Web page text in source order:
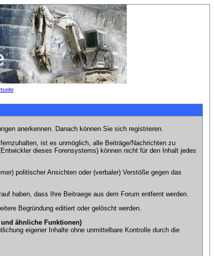
anerkennen. Danach können Sie sich registrieren.
ist es unmöglich, alle Beiträge/Nachrichten zu
dieses Forensystems) können nicht für den Inhalt jedes
politischer Ansichten oder (verbaler) Verstöße gegen das
haben, dass Ihre Beitraege aus dem Forum entfernt werden.
Begründung editiert oder gelöscht werden.
ähnliche Funktionen)
eigener Inhalte ohne unmittelbare Kontrolle durch die